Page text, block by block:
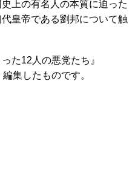
上の有名人の本質に迫った
皇帝である劉邦について触
た12人の悪党たち』
集したものです。